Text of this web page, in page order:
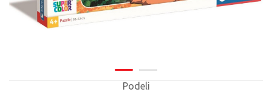
Podeli